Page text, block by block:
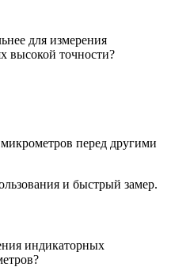
для измерения
высокой точности?
перед другими
и быстрый замер.
индикаторных